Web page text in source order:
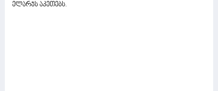
ელარჯს აკეთებს.